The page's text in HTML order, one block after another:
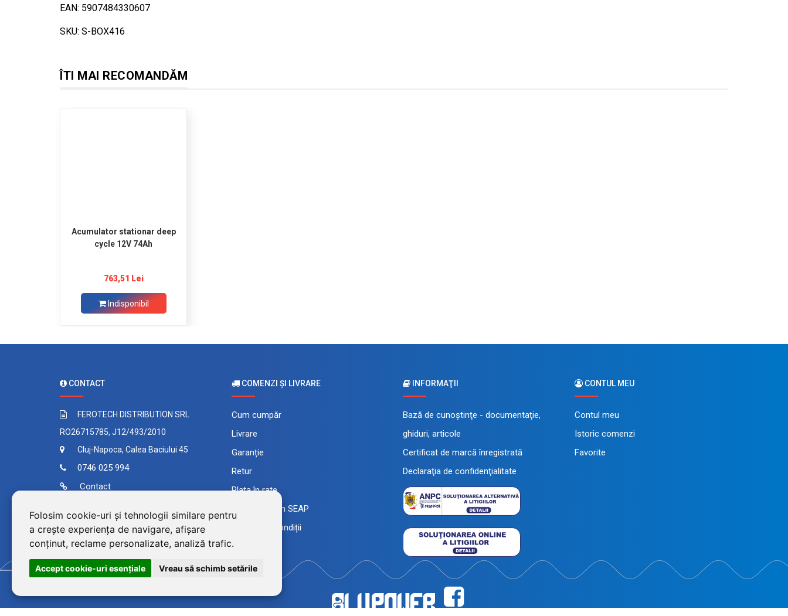
Folosim cookie-uri și tehnologii similare pentru
a crește experiența de navigare, afișare
conținut, reclame personalizate, analiză trafic.
Accept cookie-uri esenţiale Vreau să schimb setările
EAN: 5907484330607
SKU: S-BOX416
ÎTI MAI RECOMANDĂM
Acumulator stationar deep
cycle 12V 74Ah
763,51 Lei
Indisponibil
CONTACT
FEROTECH DISTRIBUTION SRL
RO26715785, J12/493/2010
Cluj-Napoca, Calea Baciului 45
0746 025 994
Contact
COMENZI ŞI LIVRARE
Cum cumpăr
Livrare
Garanție
Retur
Plata în rate
Comanda prin SEAP
Termeni și condiții
INFORMAŢII
Bază de cunoştinţe - documentaţie,
ghiduri, articole
Certificat de marcă înregistrată
Declaraţia de confidenţialitate
CONTUL MEU
Contul meu
Istoric comenzi
Favorite